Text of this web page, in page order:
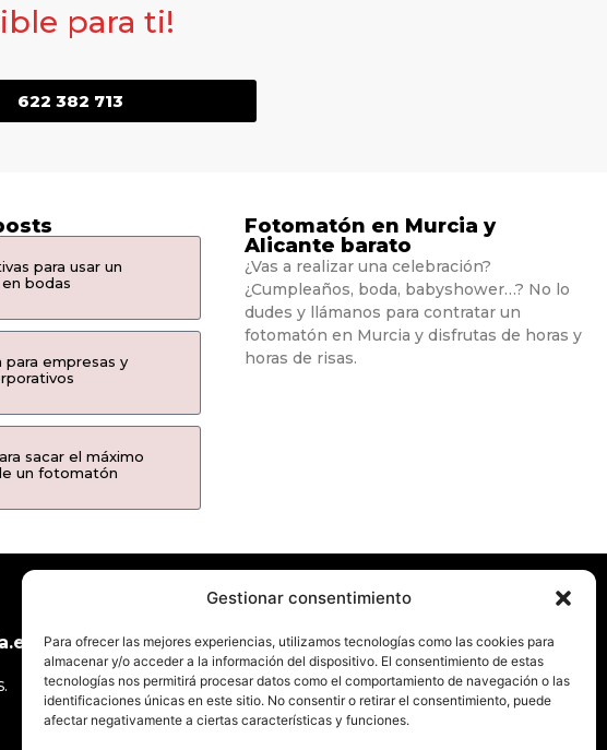
Gestionar consentimiento
Para ofrecer las mejores experiencias, utilizamos tecnologías como las cookies para
almacenar y/o acceder a la información del dispositivo. El consentimiento de estas
tecnologías nos permitirá procesar datos como el comportamiento de navegación o las
identificaciones únicas en este sitio. No consentir o retirar el consentimiento, puede
afectar negativamente a ciertas características y funciones.
para ti!
622 382 713
para usar un
bodas
empresas y
sacar el máximo
un fotomatón
Fotomatón en Murcia y
Alicante barato
¿Vas a realizar una celebración?
¿Cumpleaños, boda, babyshower…? No lo
dudes y llámanos para contratar un
fotomatón en Murcia y disfrutas de horas y
horas de risas.
En fotomatonesmurcia.es te ofrecemos nuestro
servicio de fotomatón en Murcia y Alicante.
¡No dudes en contactarnos!